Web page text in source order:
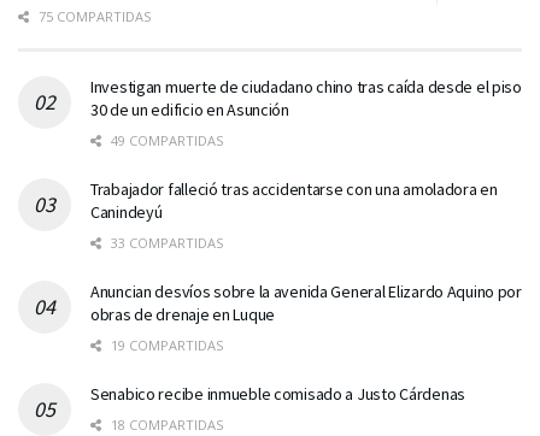
75 COMPARTIDAS
Investigan muerte de ciudadano chino tras caída desde el piso
30 de un edificio en Asunción
49 COMPARTIDAS
Trabajador falleció tras accidentarse con una amoladora en
Canindeyú
33 COMPARTIDAS
Anuncian desvíos sobre la avenida General Elizardo Aquino por
obras de drenaje en Luque
19 COMPARTIDAS
Senabico recibe inmueble comisado a Justo Cárdenas
18 COMPARTIDAS